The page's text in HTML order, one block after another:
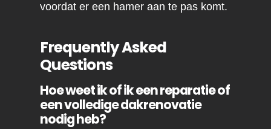
voordat er een hamer aan te pas komt.
Frequently Asked
Questions
Hoe weet ik of ik een reparatie of
een volledige dakrenovatie
nodig heb?